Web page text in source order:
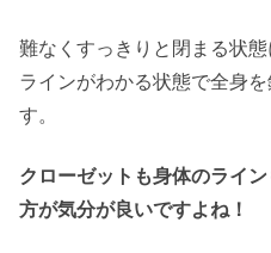
難なくすっきりと閉まる状
ラインがわかる状態で全身
す。
クローゼットも身体のライ
方が気分が良いですよね！